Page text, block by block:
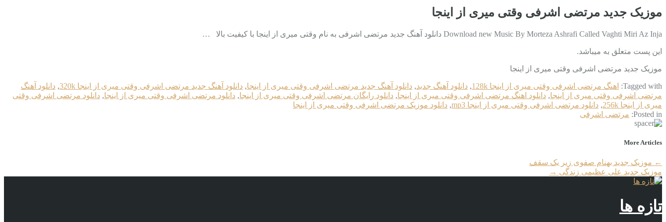
موزیک جدید مرتضی اشرفی وقتی میری از اینجا
Download new Music By Morteza Ashrafi Called Vaghti Miri Az Inja دانلود آهنگ جدید مرتضی اشرفی به نام وقتی میری از اینجا با کیفیت بالا …
این پست متعلق به میباشد.
موزیک جدید مرتضی اشرفی وقتی میری از اینجا
Tagged with: اهنگ مرتضی اشرفی وقتی میری از اینجا 128k , دانلود آهنگ جدید, دانلود آهنگ جدید مرتضی اشرفی وقتی میری از اینجا, دانلود آهنگ جدید مرتضی اشرفی وقتی میری از اینجا 320k , دانلود آهنگ
مرتضی اشرفی وقتی میری از اینجا, دانلود اهنگ مرتضی اشرفی وقتی میری از اینجا, دانلود رایگان مرتضی اشرفی وقتی میری از اینجا, دانلود مرتضی اشرفی وقتی میری از اینجا, دانلود مرتضی اشرفی وقتی
میری از اینجا 256k
, دانلود مرتضی اشرفی وقتی میری از اینجا mp3 , دانلود موزیک مرتضی اشرفی وقتی میری از اینجا
Posted in: مرتضی اشرفی
More Articles
← موزیک جدید بهنام صفوی زیر یک سقف
موزیک جدید علی عظیمی زندگی →
تازه ها